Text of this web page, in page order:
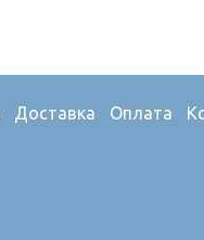
Доставка Оплата